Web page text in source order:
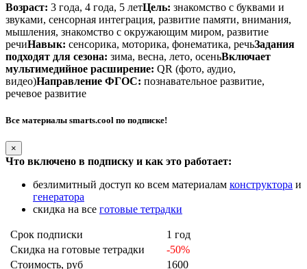
Возраст: 3 года, 4 года, 5 летЦель: знакомство с буквами и
звуками, сенсорная интеграция, развитие памяти, внимания,
мышления, знакомство с окружающим миром, развитие
речиНавык: сенсорика, моторика, фонематика, речьЗадания
подходят для сезона: зима, весна, лето, осеньВключает
мультимедийное расширение: QR (фото, аудио,
видео)Направление ФГОС: познавательное развитие,
речевое развитие
Все материалы smarts.cool по подписке!
×
Что включено в подписку и как это работает:
безлимитный доступ ко всем материалам конструктора и
генератора
скидка на все готовые тетрадки
Срок подписки
1 год
Скидка на готовые тетрадки
-50%
Стоимость, руб
1600